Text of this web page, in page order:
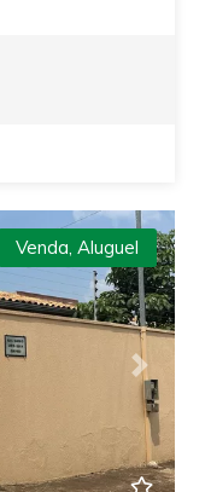
Next
Venda Aluguel